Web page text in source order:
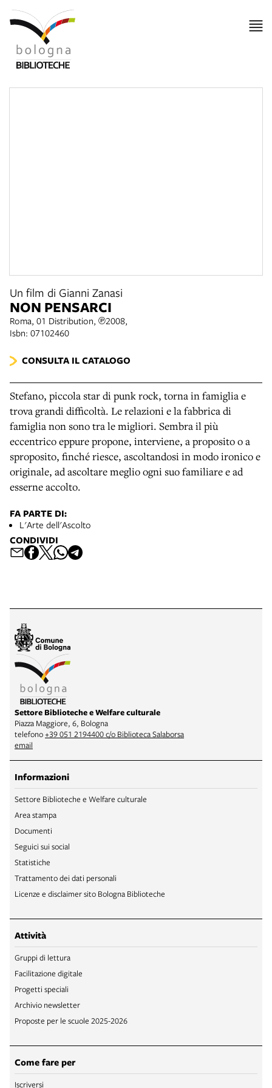
Un film di Gianni Zanasi
NON PENSARCI
Roma, 01 Distribution, ℗2008,
Isbn: 07102460
CONSULTA IL CATALOGO
Stefano, piccola star di punk rock, torna in famiglia e
trova grandi difficoltà. Le relazioni e la fabbrica di
famiglia non sono tra le migliori. Sembra il più
eccentrico eppure propone, interviene, a proposito o a
sproposito, finché riesce, ascoltandosi in modo ironico e
originale, ad ascoltare meglio ogni suo familiare e ad
esserne accolto.
FA PARTE DI:
L'Arte dell'Ascolto
CONDIVIDI
Settore Biblioteche e Welfare culturale
Piazza Maggiore, 6, Bologna
telefono+39 051 2194400 c/o Biblioteca Salaborsa
email
Informazioni
Settore Biblioteche e Welfare culturale
Area stampa
Documenti
Seguici sui social
Statistiche
Trattamento dei dati personali
Licenze e disclaimer sito Bologna Biblioteche
Attività
Gruppi di lettura
Facilitazione digitale
Progetti speciali
Archivio newsletter
Proposte per le scuole 2025-2026
Come fare per
Iscriversi